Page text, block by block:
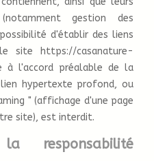
gestion des
d'établir des liens
site https://casanature-
à l'accord préalable de la
hypertexte profond, ou
" (affichage d'une page
site), est interdit.
responsabilité